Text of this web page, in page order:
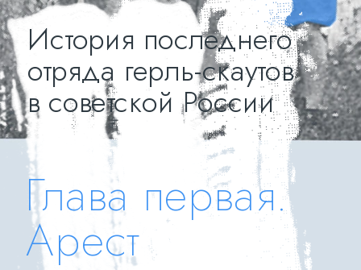
История последнего
отряда герль-скаутов
в советской России
Глава первая.
Арест